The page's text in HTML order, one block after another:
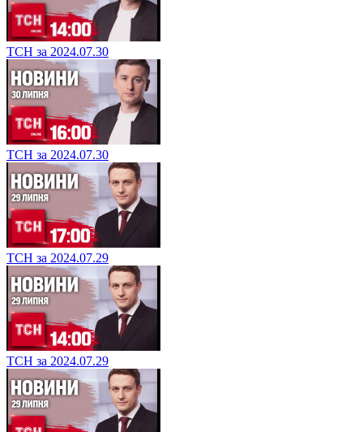
ТСН за 2024.07.30
ТСН за 2024.07.30
ТСН за 2024.07.29
ТСН за 2024.07.29